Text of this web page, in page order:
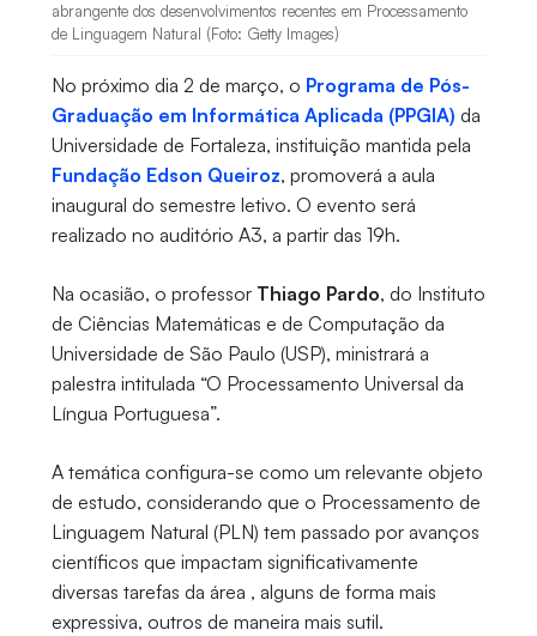
abrangente dos desenvolvimentos recentes em Processamento
de Linguagem Natural (Foto: Getty Images)
No próximo dia 2 de março, o Programa de Pós-
Graduação em Informática Aplicada (PPGIA) da
Universidade de Fortaleza, instituição mantida pela
Fundação Edson Queiroz, promoverá a aula
inaugural do semestre letivo. O evento será
realizado no auditório A3, a partir das 19h.
Na ocasião, o professor Thiago Pardo, do Instituto
de Ciências Matemáticas e de Computação da
Universidade de São Paulo (USP), ministrará a
palestra intitulada “O Processamento Universal da
Língua Portuguesa”.
A temática configura-se como um relevante objeto
de estudo, considerando que o Processamento de
Linguagem Natural (PLN) tem passado por avanços
científicos que impactam significativamente
diversas tarefas da área , alguns de forma mais
expressiva, outros de maneira mais sutil.